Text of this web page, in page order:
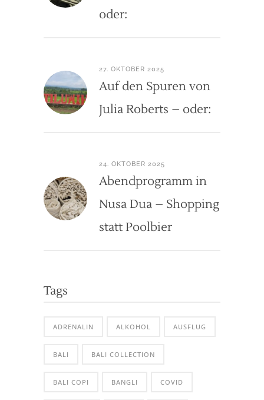
oder:
27. OKTOBER 2025
Auf den Spuren von
Julia Roberts – oder:
24. OKTOBER 2025
Abendprogramm in
Nusa Dua – Shopping
statt Poolbier
Tags
ADRENALIN ALKOHOL AUSFLUG
BALI BALI COLLECTION
BALI COPI BANGLI COVID